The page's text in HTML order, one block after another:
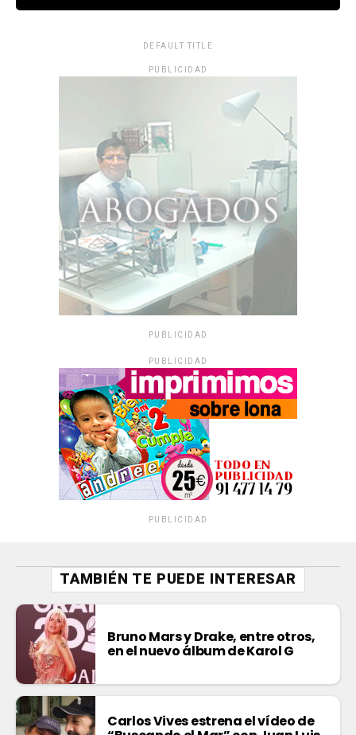
DEFAULT TITLE
PUBLICIDAD
PUBLICIDAD
PUBLICIDAD
PUBLICIDAD
TAMBIÉN TE PUEDE INTERESAR
Bruno Mars y Drake, entre otros,
en el nuevo álbum de Karol G
Carlos Vives estrena el vídeo de